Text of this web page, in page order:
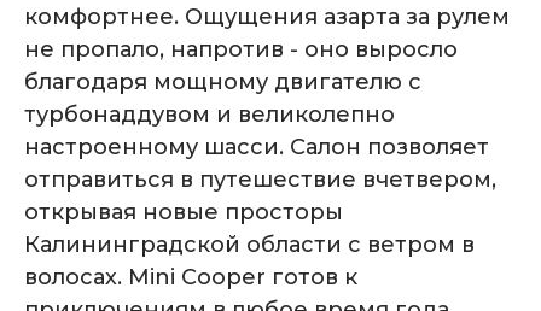
комфортнее. Ощущения азарта за рулем
не пропало, напротив - оно выросло
благодаря мощному двигателю с
турбонаддувом и великолепно
настроенному шасси. Салон позволяет
отправиться в путешествие вчетвером,
открывая новые просторы
Калининградской области с ветром в
волосах. Mini Cooper готов к
Комплектация
автомобиля